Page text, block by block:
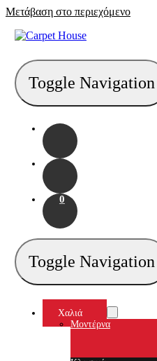
Μετάβαση στο περιεχόμενο
Toggle Navigation
0
Toggle Navigation
Χαλιά
Μοντέρνα